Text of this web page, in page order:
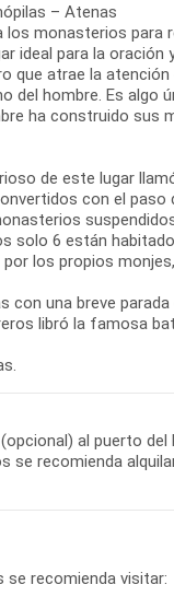
– Atenas
los monasterios
ideal para la oración
que atrae la
del hombre. Es
ha construido sus
de este lugar
con el
solo 6 están
los propios
con una breve
libró la famosa
al puerto
se recomienda
se recomienda visitar: